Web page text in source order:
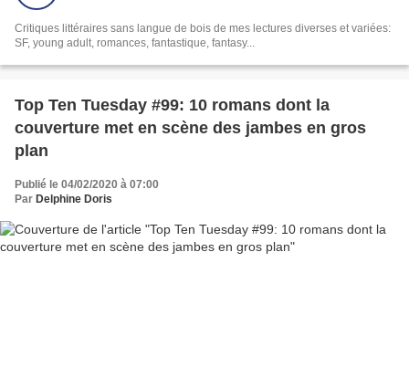
Critiques littéraires sans langue de bois de mes lectures diverses et variées:
SF, young adult, romances, fantastique, fantasy...
Top Ten Tuesday #99: 10 romans dont la
couverture met en scène des jambes en gros
plan
Publié le 04/02/2020 à 07:00
Par Delphine Doris